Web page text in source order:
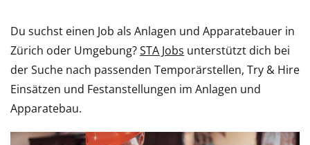
Du suchst einen Job als Anlagen und Apparatebauer in
Zürich oder Umgebung?STA Jobs unterstützt dich bei
der Suche nach passenden Temporärstellen, Try & Hire
Einsätzen und Festanstellungen im Anlagen und
Apparatebau.